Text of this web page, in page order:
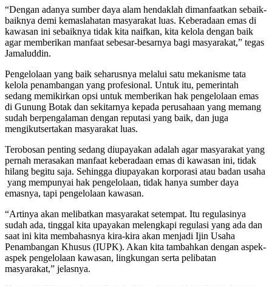
“Dengan adanya sumber daya alam hendaklah dimanfaatkan sebaik-
baiknya demi kemaslahatan masyarakat luas. Keberadaan emas di
kawasan ini sebaiknya tidak kita naifkan, kita kelola dengan baik
agar memberikan manfaat sebesar-besarnya bagi masyarakat,” tegas
Jamaluddin.
Pengelolaan yang baik seharusnya melalui satu mekanisme tata
kelola penambangan yang profesional. Untuk itu, pemerintah
sedang memikirkan opsi untuk memberikan hak pengelolaan emas
di Gunung Botak dan sekitarnya kepada perusahaan yang memang
sudah berpengalaman dengan reputasi yang baik, dan juga
mengikutsertakan masyarakat luas.
Terobosan penting sedang diupayakan adalah agar masyarakat yang
pernah merasakan manfaat keberadaan emas di kawasan ini, tidak
hilang begitu saja. Sehingga diupayakan korporasi atau badan usaha
yang mempunyai hak pengelolaan, tidak hanya sumber daya
emasnya, tapi pengelolaan kawasan.
“Artinya akan melibatkan masyarakat setempat. Itu regulasinya
sudah ada, tinggal kita upayakan melengkapi regulasi yang ada dan
saat ini kita membahasnya kira-kira akan menjadi Ijin Usaha
Penambangan Khusus (IUPK). Akan kita tambahkan dengan aspek-
aspek pengelolaan kawasan, lingkungan serta pelibatan
masyarakat,” jelasnya.